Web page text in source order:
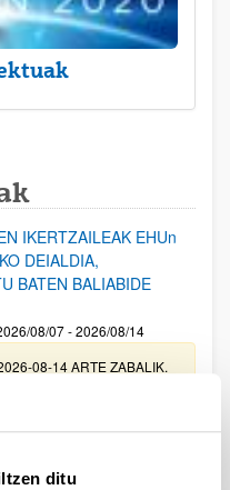
ditu
IKERTZAILEAK EHUn
DEIALDIA,
BATEN BALIABIDE
08/07 - 2026/08/14
08-14 ARTE ZABALIK.
Funts Bibliografikoak